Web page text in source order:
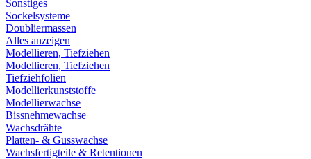
Sonstiges
Sockelsysteme
Doubliermassen
Alles anzeigen
Modellieren, Tiefziehen
Modellieren, Tiefziehen
Tiefziehfolien
Modellierkunststoffe
Modellierwachse
Bissnehmewachse
Wachsdrähte
Platten- & Gusswachse
Wachsfertigteile & Retentionen